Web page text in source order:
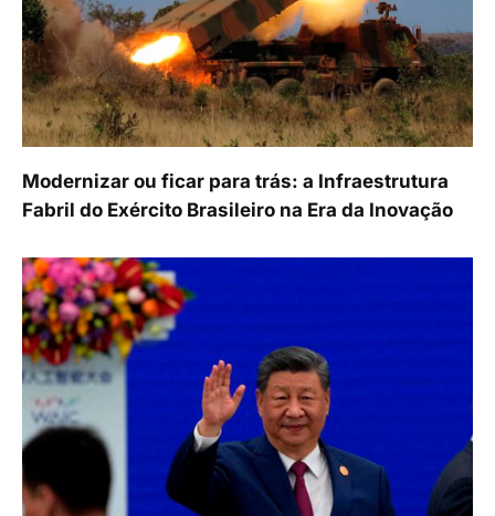
Modernizar ou ficar para trás: a Infraestrutura
Fabril do Exército Brasileiro na Era da Inovação